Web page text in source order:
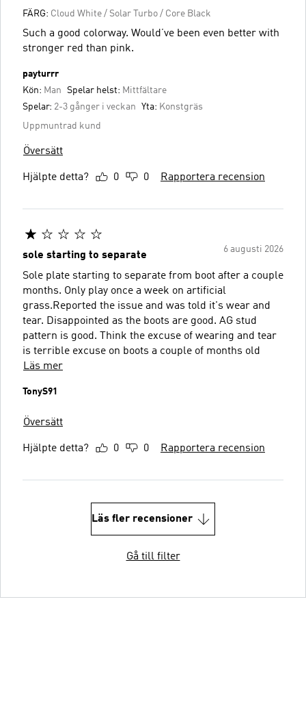
FÄRG: Cloud White / Solar Turbo / Core Black
Such a good colorway. Would’ve been even better with
stronger red than pink.
payturrr
Kön: Man Spelar helst: Mittfältare
Spelar: 2-3 gånger i veckan Yta: Konstgräs
Uppmuntrad kund
Översätt
Hjälpte detta? 0 0 Rapportera recension
6 augusti 2026
sole starting to separate
Sole plate starting to separate from boot after a couple
months. Only play once a week on artificial
grass.Reported the issue and was told it's wear and
tear. Disappointed as the boots are good. AG stud
pattern is good. Think the excuse of wearing and tear
is terrible excuse on boots a couple of months old
Läs mer
TonyS91
Översätt
Hjälpte detta? 0 0 Rapportera recension
Läs fler recensioner
Gå till filter